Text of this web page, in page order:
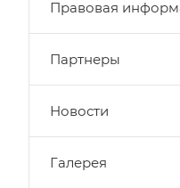
Правовая
Партнеры
Новости
Галерея